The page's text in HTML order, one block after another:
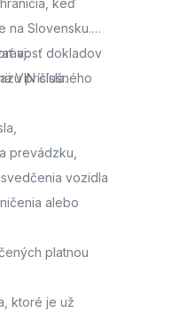
na Slovensku.
dokladov
VIN čísla.
aj:
príslušného
prevádzku,
vozidla
alebo
platnou
ktoré je už